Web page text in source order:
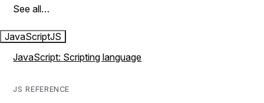
See all…
JavaScriptJS
JavaScript: Scripting language
JS REFERENCE